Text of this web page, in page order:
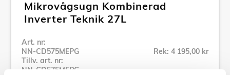
Mikrovågsugn Kombinerad
Inverter Teknik 27L
Art. nr:
NN-CD575MEPG
Tillv. art. nr:
NN-CD575MEPG
Rek: 4 195,00 kr